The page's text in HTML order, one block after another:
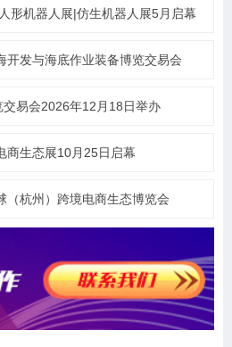
形机器人展|仿生机器人展5月启幕
开发与海底作业装备博览交易会
易会2026年12月18日举办
商生态展10月25日启幕
（杭州）跨境电商生态博览会